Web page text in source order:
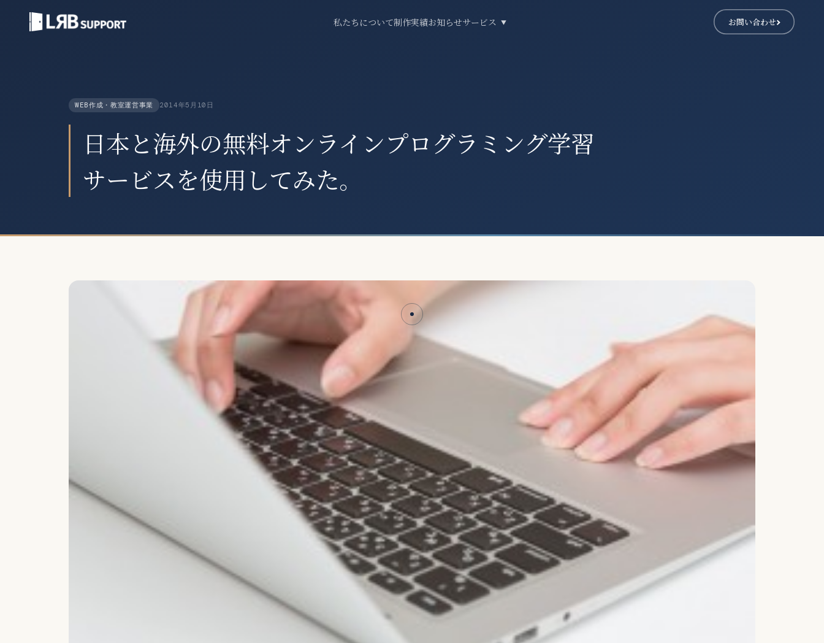
私たちについて制作実績お知らせサービス ▼ お問い合わせ
WEB作成・教室運営事業 2014年5月10日
日本と海外の無料オンラインプログラミング学習
サービスを使用してみた。